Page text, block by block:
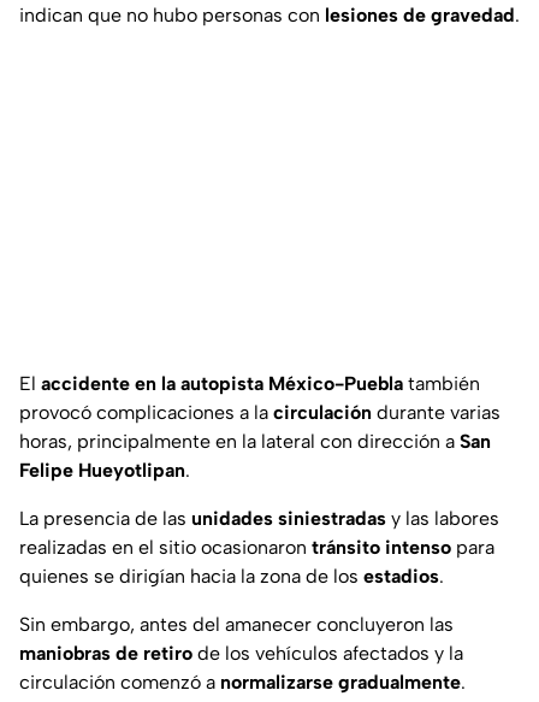
indican que no hubo personas con lesiones de gravedad.
El accidente en la autopista México-Puebla también
provocó complicaciones a la circulación durante varias
horas, principalmente en la lateral con dirección a San
Felipe Hueyotlipan.
La presencia de las unidades siniestradas y las labores
realizadas en el sitio ocasionaron tránsito intenso para
quienes se dirigían hacia la zona de los estadios.
Sin embargo, antes del amanecer concluyeron las
maniobras de retiro de los vehículos afectados y la
circulación comenzó a normalizarse gradualmente.